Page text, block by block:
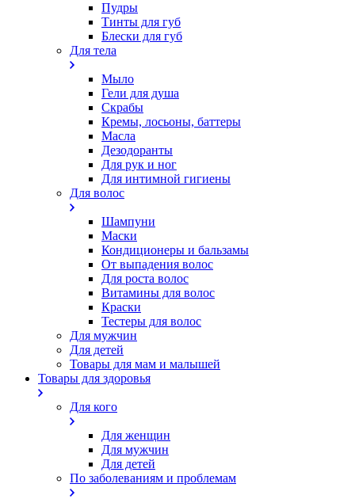
Пудры
Тинты для губ
Блески для губ
Для тела
Мыло
Гели для душа
Скрабы
Кремы, лосьоны, баттеры
Масла
Дезодоранты
Для рук и ног
Для интимной гигиены
Для волос
Шампуни
Маски
Кондиционеры и бальзамы
От выпадения волос
Для роста волос
Витамины для волос
Краски
Тестеры для волос
Для мужчин
Для детей
Товары для мам и малышей
Товары для здоровья
Для кого
Для женщин
Для мужчин
Для детей
По заболеваниям и проблемам